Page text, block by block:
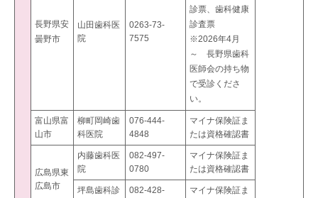
長野県安
曇野市
山田歯科医
院
0263-73-
7575
診票、歯科健康
診査票
※2026年4月
～ 長野県歯科
医師会の持ち物
で受診くださ
い。
富山県富
山市
柳町岡崎歯
科医院
076-444-
4848
マイナ保険証ま
たは資格確認書
広島県東
広島市
内藤歯科医
院
082-497-
0780
マイナ保険証ま
たは資格確認書
坪島歯科診
082-428-
マイナ保険証ま